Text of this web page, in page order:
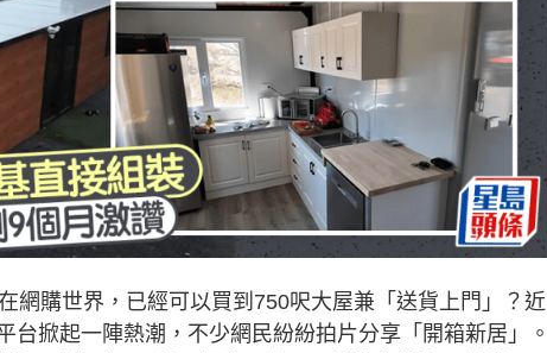
網購世界，已經可以買到750呎大屋兼「送貨上門」？近
掀起一陣熱潮，不少網民紛紛拍片分享「開箱新居」。